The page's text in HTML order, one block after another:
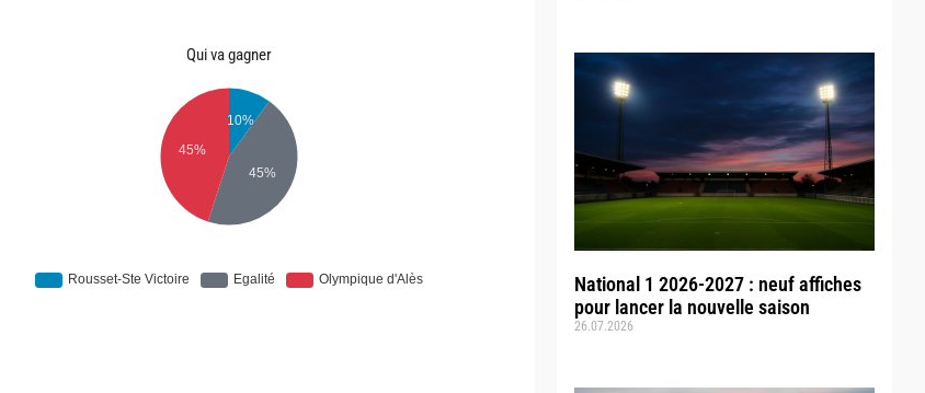
National 1 2026-2027 : neuf affiches
pour lancer la nouvelle saison
26.07.2026
Qui va gagner